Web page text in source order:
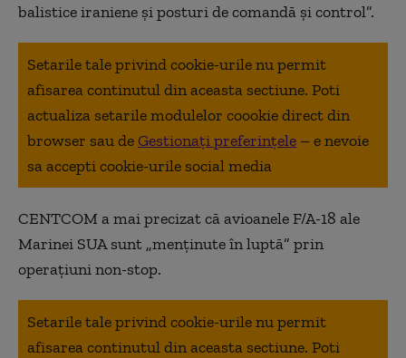
balistice iraniene și posturi de comandă și control”.
Setarile tale privind cookie-urile nu permit
afisarea continutul din aceasta sectiune. Poti
actualiza setarile modulelor coookie direct din
browser sau deGestionați preferințele – e nevoie
sa accepti cookie-urile social media
CENTCOM a mai precizat că avioanele F/A-18 ale
Marinei SUA sunt „menținute în luptă” prin
operațiuni non-stop.
Setarile tale privind cookie-urile nu permit
afisarea continutul din aceasta sectiune. Poti